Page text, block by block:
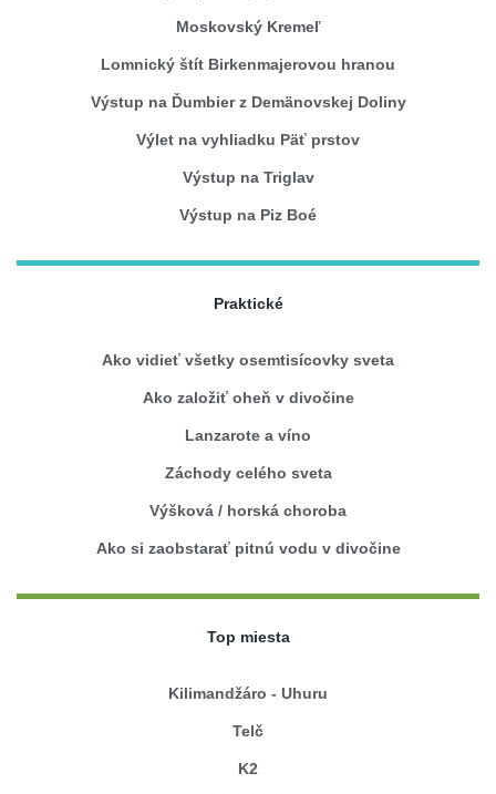
Moskovský Kremeľ
Lomnický štít Birkenmajerovou hranou
Výstup na Ďumbier z Demänovskej Doliny
Výlet na vyhliadku Päť prstov
Výstup na Triglav
Výstup na Piz Boé
Praktické
Ako vidieť všetky osemtisícovky sveta
Ako založiť oheň v divočine
Lanzarote a víno
Záchody celého sveta
Výšková / horská choroba
Ako si zaobstarať pitnú vodu v divočine
Top miesta
Kilimandžáro - Uhuru
Telč
K2